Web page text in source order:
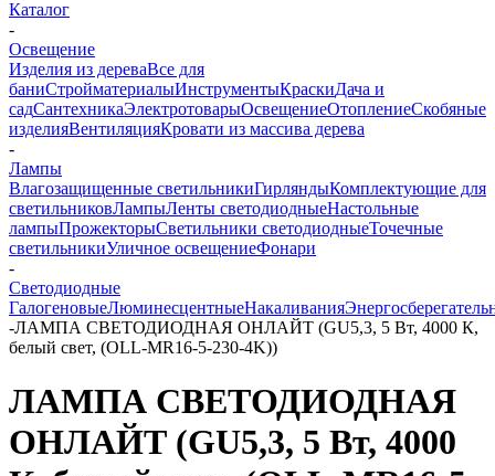
Каталог
-
Освещение
Изделия из дереваВсе для
баниСтройматериалыИнструментыКраскиДача и
садСантехникаЭлектротоварыОсвещениеОтоплениеСкобяные
изделияВентиляцияКровати из массива дерева
-
Лампы
Влагозащищенные светильникиГирляндыКомплектующие для
светильниковЛампыЛенты светодиодныеНастольные
лампыПрожекторыСветильники светодиодныеТочечные
светильникиУличное освещениеФонари
-
Светодиодные
ГалогеновыеЛюминесцентныеНакаливания
-ЛАМПА СВЕТОДИОДНАЯ ОНЛАЙТ (GU5,3, 5 Вт, 4000 К,
белый свет, (OLL-MR16-5-230-4K))
ЛАМПА СВЕТОДИОДНАЯ
ОНЛАЙТ (GU5,3, 5 Вт, 4000